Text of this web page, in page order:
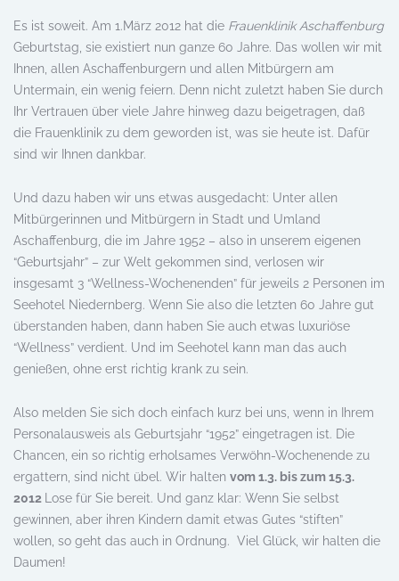
Es ist soweit. Am 1.März 2012 hat die Frauenklinik Aschaffenburg
Geburtstag, sie existiert nun ganze 60 Jahre. Das wollen wir mit
Ihnen, allen Aschaffenburgern und allen Mitbürgern am
Untermain, ein wenig feiern. Denn nicht zuletzt haben Sie durch
Ihr Vertrauen über viele Jahre hinweg dazu beigetragen, daß
die Frauenklinik zu dem geworden ist, was sie heute ist. Dafür
sind wir Ihnen dankbar.
Und dazu haben wir uns etwas ausgedacht: Unter allen
Mitbürgerinnen und Mitbürgern in Stadt und Umland
Aschaffenburg, die im Jahre 1952 – also in unserem eigenen
“Geburtsjahr” – zur Welt gekommen sind, verlosen wir
insgesamt 3 “Wellness-Wochenenden” für jeweils 2 Personen im
Seehotel Niedernberg. Wenn Sie also die letzten 60 Jahre gut
überstanden haben, dann haben Sie auch etwas luxuriöse
“Wellness” verdient. Und im Seehotel kann man das auch
genießen, ohne erst richtig krank zu sein.
Also melden Sie sich doch einfach kurz bei uns, wenn in Ihrem
Personalausweis als Geburtsjahr “1952” eingetragen ist. Die
Chancen, ein so richtig erholsames Verwöhn-Wochenende zu
ergattern, sind nicht übel. Wir halten vom 1.3. bis zum 15.3.
2012
Lose für Sie bereit. Und ganz klar: Wenn Sie selbst
gewinnen, aber ihren Kindern damit etwas Gutes “stiften”
wollen, so geht das auch in Ordnung. Viel Glück, wir halten die
Daumen!